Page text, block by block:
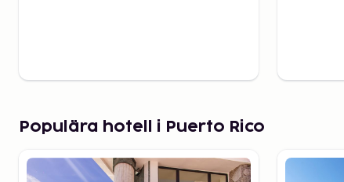
Populära hotell i Puerto Rico